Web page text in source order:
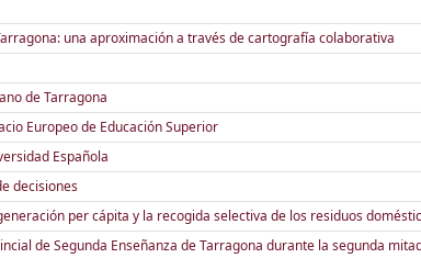
una aproximación a través de cartografía colaborativa
de Tarragona
Europeo de Educación Superior
Española
decisiones
per cápita y la recogida selectiva de los residuos
de Segunda Enseñanza de Tarragona durante la segunda